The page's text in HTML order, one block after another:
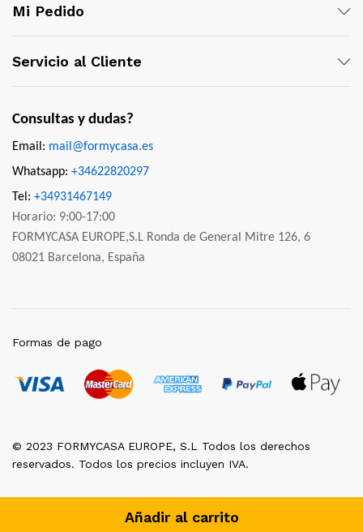
Añadir al carrito
Mi Pedido
Servicio al Cliente
Consultas y dudas?
Email: mail@formycasa.es
Whatsapp: +34622820297
Tel: +34931467149
Horario: 9:00-17:00
FORMYCASA EUROPE,S.L Ronda de General Mitre 126, 6
08021 Barcelona, España
© 2023 FORMYCASA EUROPE, S.L Todos los derechos
reservados. Todos los precios incluyen IVA.
Formas de pago